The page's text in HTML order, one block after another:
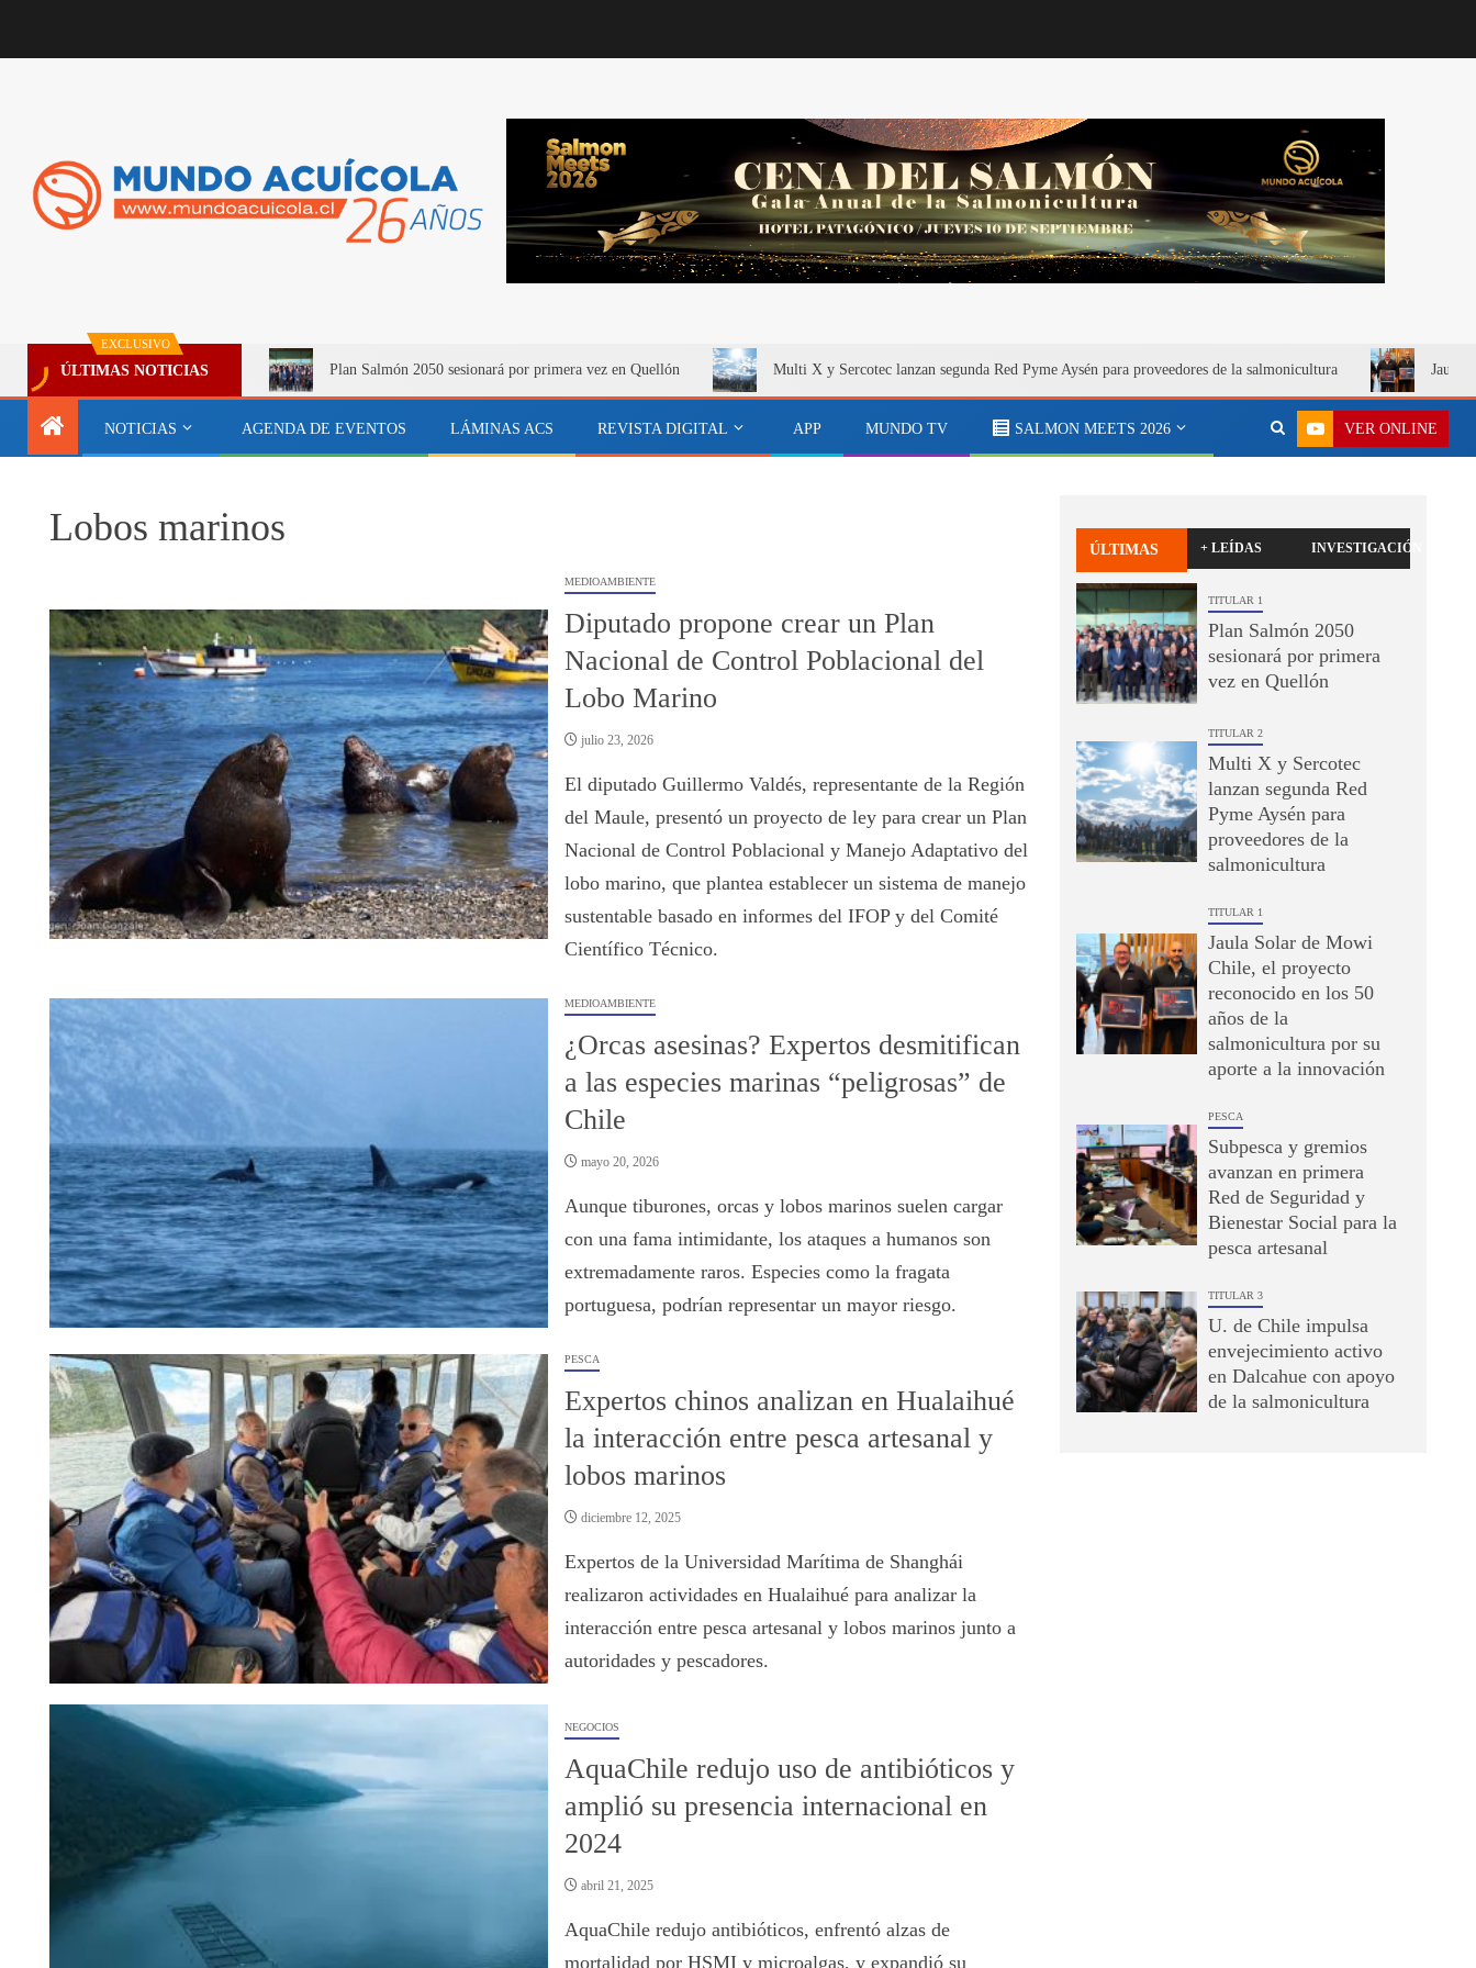
EXCLUSIVO
ÚLTIMAS NOTICIAS Plan Salmón 2050 sesionará por primera vez en Quellón Multi X y Sercotec lanzan segunda Red Pyme Aysén para proveedores de la salmonicultura Jaula
NOTICIAS AGENDA DE EVENTOS LÁMINAS ACS REVISTA DIGITAL APP MUNDO TV SALMON MEETS 2026 VER ONLINE
Lobos marinos
MEDIOAMBIENTE
Diputado propone crear un Plan
Nacional de Control Poblacional del
Lobo Marino
julio 23, 2026
El diputado Guillermo Valdés, representante de la Región
del Maule, presentó un proyecto de ley para crear un Plan
Nacional de Control Poblacional y Manejo Adaptativo del
lobo marino, que plantea establecer un sistema de manejo
sustentable basado en informes del IFOP y del Comité
Científico Técnico.
MEDIOAMBIENTE
¿Orcas asesinas? Expertos desmitifican
a las especies marinas “peligrosas” de
Chile
mayo 20, 2026
Aunque tiburones, orcas y lobos marinos suelen cargar
con una fama intimidante, los ataques a humanos son
extremadamente raros. Especies como la fragata
portuguesa, podrían representar un mayor riesgo.
PESCA
Expertos chinos analizan en Hualaihué
la interacción entre pesca artesanal y
lobos marinos
diciembre 12, 2025
Expertos de la Universidad Marítima de Shanghái
realizaron actividades en Hualaihué para analizar la
interacción entre pesca artesanal y lobos marinos junto a
autoridades y pescadores.
NEGOCIOS
AquaChile redujo uso de antibióticos y
amplió su presencia internacional en
2024
abril 21, 2025
AquaChile redujo antibióticos, enfrentó alzas de
mortalidad por HSMI y microalgas, y expandió su
ÚLTIMAS + LEÍDAS INVESTIGACIÓN
TITULAR 1
Plan Salmón 2050
sesionará por primera
vez en Quellón
TITULAR 2
Multi X y Sercotec
lanzan segunda Red
Pyme Aysén para
proveedores de la
salmonicultura
TITULAR 1
Jaula Solar de Mowi
Chile, el proyecto
reconocido en los 50
años de la
salmonicultura por su
aporte a la innovación
PESCA
Subpesca y gremios
avanzan en primera
Red de Seguridad y
Bienestar Social para la
pesca artesanal
TITULAR 3
U. de Chile impulsa
envejecimiento activo
en Dalcahue con apoyo
de la salmonicultura